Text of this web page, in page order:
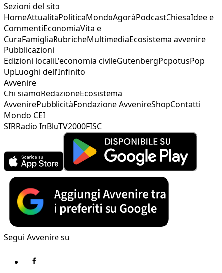
Sezioni del sito
HomeAttualitàPoliticaMondoAgoràPodcastChiesaIdee e
CommentiEconomiaVita e
CuraFamigliaRubricheMultimediaEcosistema avvenire
Pubblicazioni
Edizioni localiL'economia civileGutenbergPopotusPop
UpLuoghi dell'Infinito
Avvenire
Chi siamoRedazioneEcosistema
AvvenirePubblicitàFondazione AvvenireShopContatti
Mondo CEI
SIRRadio InBluTV2000FISC
Segui Avvenire su